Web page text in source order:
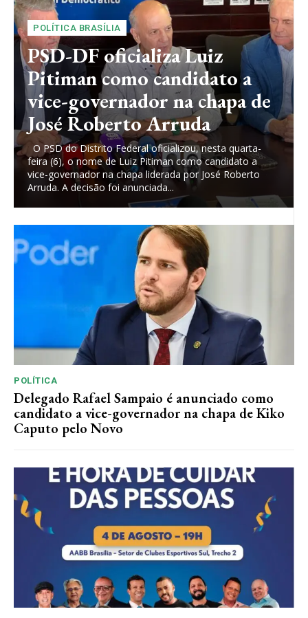
POLÍTICA BRASÍLIA
PSD-DF oficializa Luiz
Pitiman como candidato a
vice-governador na chapa de
José Roberto Arruda
O PSD do Distrito Federal oficializou, nesta quarta-
feira (6), o nome de Luiz Pitiman como candidato a
vice-governador na chapa liderada por José Roberto
Arruda. A decisão foi anunciada...
POLÍTICA
Delegado Rafael Sampaio é anunciado como
candidato a vice-governador na chapa de Kiko
Caputo pelo Novo